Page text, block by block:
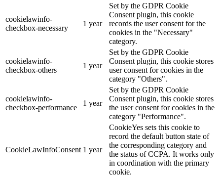
cookielawinfo-
checkbox-necessary
1 year
Set by the GDPR Cookie
Consent plugin, this cookie
records the user consent for the
cookies in the "Necessary"
category.
cookielawinfo-
checkbox-others
1 year
Set by the GDPR Cookie
Consent plugin, this cookie stores
user consent for cookies in the
category "Others".
cookielawinfo-
checkbox-performance
1 year
Set by the GDPR Cookie
Consent plugin, this cookie stores
the user consent for cookies in the
category "Performance".
CookieLawInfoConsent 1 year
CookieYes sets this cookie to
record the default button state of
the corresponding category and
the status of CCPA. It works only
in coordination with the primary
cookie.